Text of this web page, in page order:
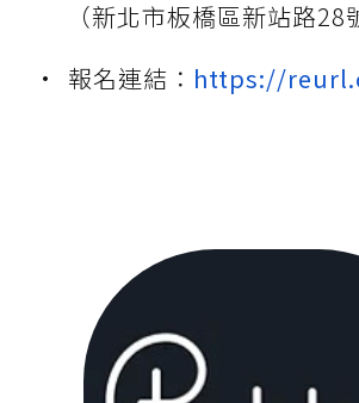
（新北市板橋區新站路28
報名連結： https://